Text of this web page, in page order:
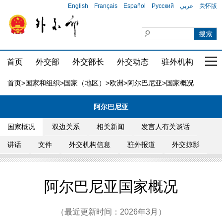
English Français Español Русский عربي 关怀版
首页 外交部 外交部长 外交动态 驻外机构 国
首页>国家和组织>国家（地区） >欧洲>阿尔巴尼亚>国家概况
阿尔巴尼亚
国家概况 双边关系 相关新闻 发言人有关谈话
讲话 文件 外交机构信息 驻外报道 外交掠影
阿尔巴尼亚国家概况
（最近更新时间：2026年3月）